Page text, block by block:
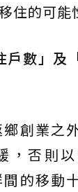
住的可能
戶數」及
創業之
，否則
的移動